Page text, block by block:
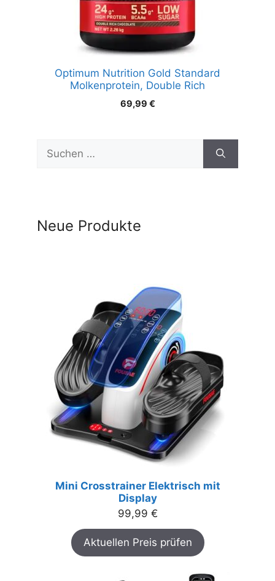
Optimum Nutrition Gold Standard
Molkenprotein, Double Rich
69,99 €
Suchen
nach:
Neue Produkte
Mini Crosstrainer Elektrisch mit
Display
99,99 €
Aktuellen Preis prüfen